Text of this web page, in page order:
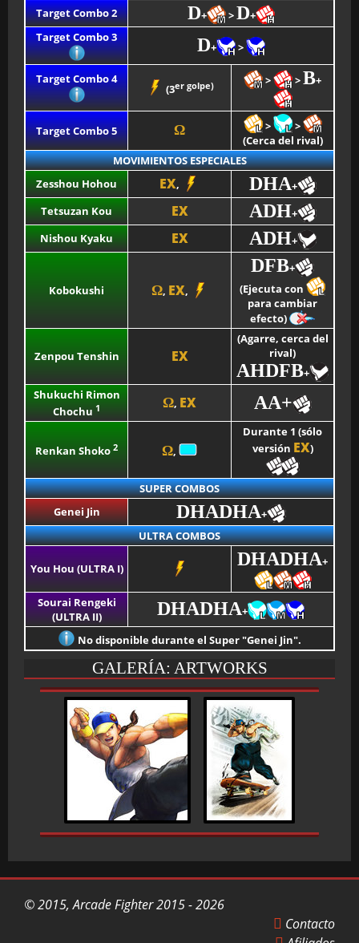
Target Combo 2
D+ >D+
Target Combo 3
D+ >
Target Combo 4
(3er golpe) > >B+
Target Combo 5 Ω >
>
(Cerca del rival)
MOVIMIENTOS ESPECIALES
Zesshou Hohou
EX, DHA+
Tetsuzan Kou
EX ADH+
Nishou Kyaku
EX ADH+
Kobokushi Ω, EX,
DFB+
(Ejecuta con
para cambiar
efecto)
Zenpou Tenshin EX
(Agarre, cerca del
rival)
AHDFB+
Shukuchi Rimon
Chochu 1 Ω, EX AA+
Renkan Shoko 2 Ω,
Durante 1 (sólo
versión EX)
SUPER COMBOS
Genei Jin
DHADHA+
ULTRA COMBOS
You Hou (ULTRA I) DHADHA+
Sourai Rengeki
(ULTRA II)
DHADHA+
No disponible durante el Super "Genei Jin".
GALERÍA: ARTWORKS
© 2015, Arcade Fighter 2015 - 2026
Contacto